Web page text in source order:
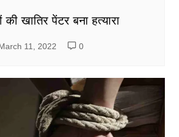
खातिर पेंटर बना हत्यारा
11, 2022 0